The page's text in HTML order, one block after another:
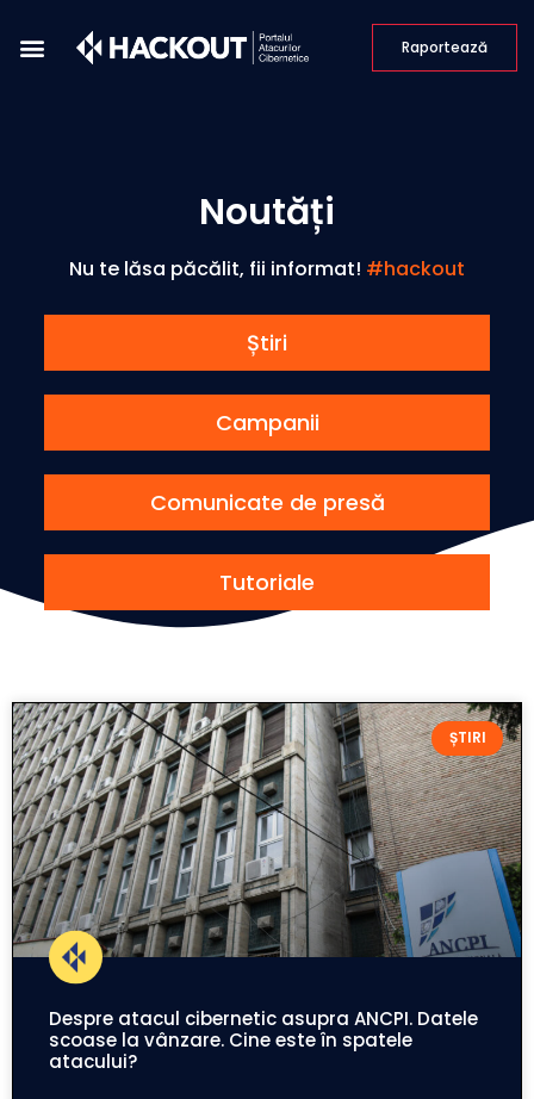
Raportează
Noutăți
Nu te lăsa păcălit, fii informat! #hackout
Știri
Campanii
Comunicate de presă
Tutoriale
ȘTIRI
Despre atacul cibernetic asupra ANCPI. Datele
scoase la vânzare. Cine este în spatele
atacului?